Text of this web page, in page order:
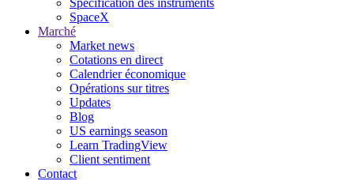
SpaceX
Marché
Market news
Cotations en direct
Calendrier économique
Opérations sur titres
Updates
Blog
US earnings season
Learn TradingView
Client sentiment
Contact